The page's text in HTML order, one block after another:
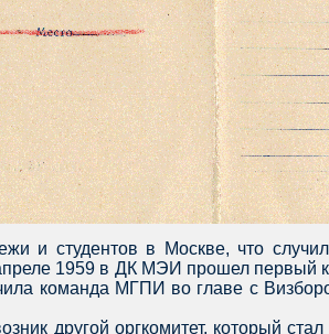
и студентов в Москве, что
1959 в ДК МЭИ прошел первый
команда МГПИ во главе с
другой оргкомитет, который